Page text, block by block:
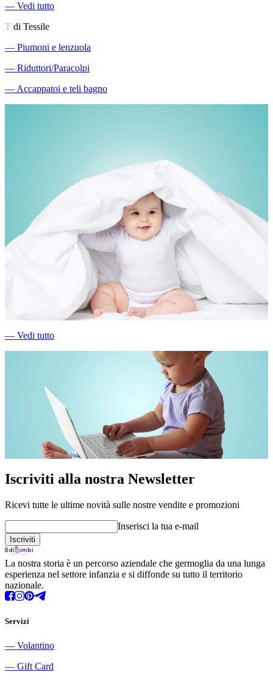
― Vedi tutto
T di Tessile
― Piumoni e lenzuola
― Riduttori/Paracolpi
―Accappatoi e teli bagno
― Vedi tutto
Iscriviti alla nostra Newsletter
Ricevi tutte le ultime novità sulle nostre vendite e promozioni
Inserisci la tua e-mail
La nostra storia è un percorso aziendale che germoglia da una lunga
esperienza nel settore infanzia e si diffonde su tutto il territorio
nazionale.
Servizi
― Volantino
― Gift Card